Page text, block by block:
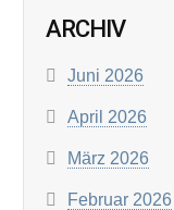
ARCHIV
Juni 2026
April 2026
März 2026
Februar 2026